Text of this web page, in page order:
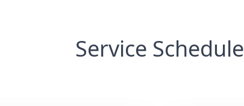
Service Schedule